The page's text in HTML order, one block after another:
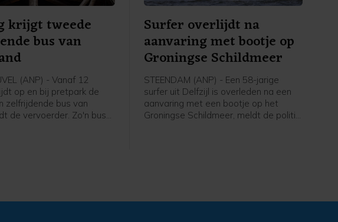
krijgt tweede
bus van
(ANP) - Vanaf 12
op en bij pretpark de
zelfrijdende bus van
de vervoerder. Zo'n bus
Surfer overlijdt na
aanvaring met bootje op
Groningse Schildmeer
STEENDAM (ANP) - Een 58-jarige
surfer uit Delfzijl is overleden na een
aanvaring met een bootje op het
Groningse Schildmeer, meldt de politie.